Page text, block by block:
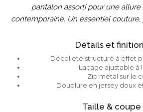
pantalon assorti pour une
contemporaine. Un essentiel couture,
Détails et
Décolleté structuré à effet
Laçage ajustable à
Zip métal sur le
Doublure en jersey doux
Taille & coupe